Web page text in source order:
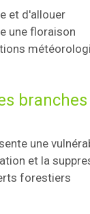
et d'allouer
une floraison
branches
une
et la
forestiers